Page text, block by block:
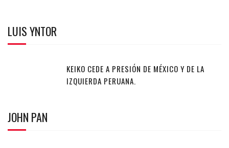
LUIS YNTOR
KEIKO CEDE A PRESIÓN DE MÉXICO Y DE LA
IZQUIERDA PERUANA.
JOHN PAN